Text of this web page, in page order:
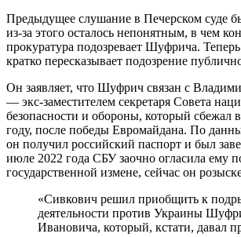
Предыдущее слушание в Печерском суде
из-за этого осталось непонятным, в чем
прокуратура подозревает Шуфрича.
кратко пересказывает подозрение
Он заявляет, что Шуфрич связан с
— экс-заместителем секретаря Совета
безопасности и обороны, который сбежал
году, после победы Евромайдана. По
он получил российский паспорт и был
июле 2022 года СБУ заочно огласила ему
государственной измене, сейчас он
«Сивкович решил приобщить к
деятельности против Украины
Ивановича, который, кстати, давал